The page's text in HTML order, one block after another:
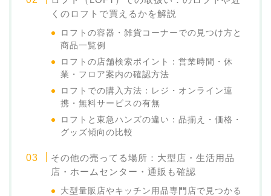
くのロフトで買えるかを解説
ロフトの容器・雑貨コーナーでの見つけ方と
商品一覧例
ロフトの店舗検索ポイント：営業時間・休
業・フロア案内の確認方法
ロフトでの購入方法：レジ・オンライン連
携・無料サービスの有無
ロフトと東急ハンズの違い：品揃え・価格・
グッズ傾向の比較
その他の売ってる場所：大型店・生活用品
店・ホームセンター・通販も確認
大型量販店やキッチン用品専門店で見つかる